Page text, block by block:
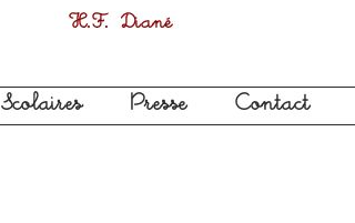
H.F. Diané
Scolaires Presse Contact